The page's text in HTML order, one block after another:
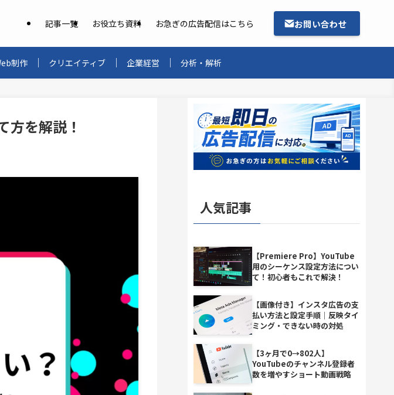
記事一覧 お役立ち資料 お急ぎの広告配信はこちら お問い合わせ
制作 クリエイティブ 企業経営 分析・解析
を解説！
人気記事
【Premiere Pro】YouTube
用のシーケンス設定方法につい
て！初心者もこれで解決！
【画像付き】インスタ広告の支
払い方法と設定手順｜反映タイ
ミング・できない時の対処
【3ヶ月で0→802人】
YouTubeのチャンネル登録者
数を増やすショート動画戦略